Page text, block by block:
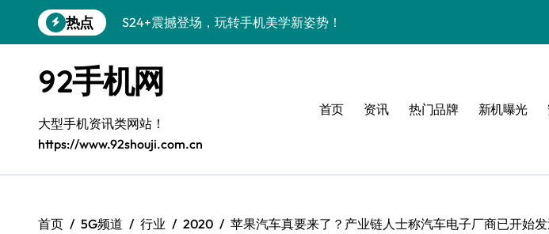
到
热点
S24+震撼登场，玩转手机美学新姿势！
A56 5G登场，潮玩新定义！
三星S26上头！个性潮玩美到炸裂
S25潮改指南：个性定制，酷到没朋友！
Galaxy C55 5G潮定新定义
92手机网
大型手机资讯类网站！
https://www.92shouji.com.cn
首页 资讯 热门品牌 新机曝光
首页 5G频道 行业 2020 苹果汽车真要来了？产业链人士称汽车电子厂商已开始